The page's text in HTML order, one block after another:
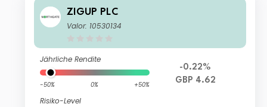
ZIGUP PLC
Valor: 10530134
Jährliche Rendite
-50% 0% +50%
Risiko-Level
-0.22%
GBP 4.62